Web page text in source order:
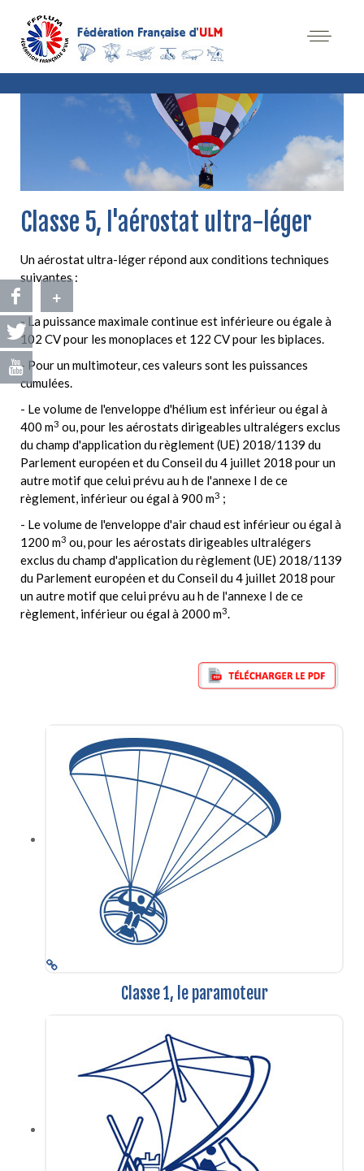
Classe 5, l'aérostat ultra-léger
Un aérostat ultra-léger répond aux conditions techniques
suivantes :
- La puissance maximale continue est inférieure ou égale à
102 CV pour les monoplaces et 122 CV pour les biplaces.
- Pour un multimoteur, ces valeurs sont les puissances
cumulées.
- Le volume de l'enveloppe d'hélium est inférieur ou égal à
400 m3 ou, pour les aérostats dirigeables ultralégers exclus
du champ d'application du règlement (UE) 2018/1139 du
Parlement européen et du Conseil du 4 juillet 2018 pour un
autre motif que celui prévu au h de l'annexe I de ce
règlement, inférieur ou égal à 900 m3 ;
- Le volume de l'enveloppe d'air chaud est inférieur ou égal à
1200 m3 ou, pour les aérostats dirigeables ultralégers
exclus du champ d'application du règlement (UE) 2018/1139
du Parlement européen et du Conseil du 4 juillet 2018 pour
un autre motif que celui prévu au h de l'annexe I de ce
règlement, inférieur ou égal à 2000 m3.
Classe 1, le paramoteur
+